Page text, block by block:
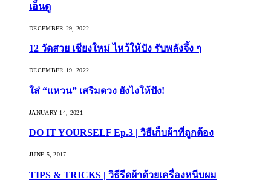
เอ็นดู
DECEMBER 29, 2022
12 วัดสวย เชียงใหม่ ไหว้ให้ปัง รับพลังจึ้ง ๆ
DECEMBER 19, 2022
ใส่ “แหวน” เสริมดวง ยังไงให้ปัง!
JANUARY 14, 2021
DO IT YOURSELF Ep.3 | วิธีเก็บผ้าที่ถูกต้อง
JUNE 5, 2017
TIPS & TRICKS | วิธีรีดผ้าด้วยเครื่องหนีบผม